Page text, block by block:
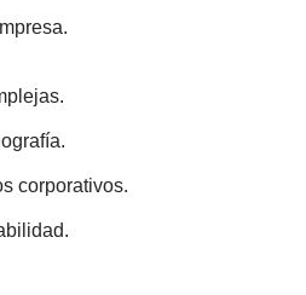
corporativos.